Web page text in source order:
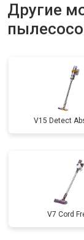
Другие
V15 Detect
V7 Cord